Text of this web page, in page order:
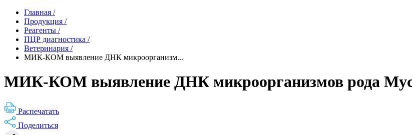
Главная /
Продукция /
Реагенты /
ПЦР диагностика /
Ветеринария /
МИК-КОМ выявление ДНК микроорганизм...
МИК-КОМ выявление ДНК микроорганизмов рода
Распечатать
Поделиться